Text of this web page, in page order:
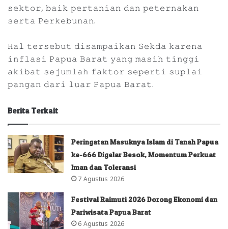
𝚜𝚎𝚔𝚝𝚘𝚛, 𝚋𝚊𝚒𝚔 𝚙𝚎𝚛𝚝𝚊𝚗𝚒𝚊𝚗 𝚍𝚊𝚗 𝚙𝚎𝚝𝚎𝚛𝚗𝚊𝚔𝚊𝚗
𝚜𝚎𝚛𝚝𝚊 𝙿𝚎𝚛𝚔𝚎𝚋𝚞𝚗𝚊𝚗.
𝙷𝚊𝚕 𝚝𝚎𝚛𝚜𝚎𝚋𝚞𝚝 𝚍𝚒𝚜𝚊𝚖𝚙𝚊𝚒𝚔𝚊𝚗 𝚂𝚎𝚔𝚍𝚊 𝚔𝚊𝚛𝚎𝚗𝚊
𝚒𝚗𝚏𝚕𝚊𝚜𝚒 𝙿𝚊𝚙𝚞𝚊 𝙱𝚊𝚛𝚊𝚝 𝚢𝚊𝚗𝚐 𝚖𝚊𝚜𝚒𝚑 𝚝𝚒𝚗𝚐𝚐𝚒
𝚊𝚔𝚒𝚋𝚊𝚝 𝚜𝚎𝚓𝚞𝚖𝚕𝚊𝚑 𝚏𝚊𝚔𝚝𝚘𝚛 𝚜𝚎𝚙𝚎𝚛𝚝𝚒 𝚜𝚞𝚙𝚕𝚊𝚒
𝚙𝚊𝚗𝚐𝚊𝚗 𝚍𝚊𝚛𝚒 𝚕𝚞𝚊𝚛 𝙿𝚊𝚙𝚞𝚊 𝙱𝚊𝚛𝚊𝚝.
Berita Terkait
Peringatan Masuknya Islam di Tanah Papua
ke-666 Digelar Besok, Momentum Perkuat
Iman dan Toleransi
7 Agustus 2026
Festival Raimuti 2026 Dorong Ekonomi dan
Pariwisata Papua Barat
6 Agustus 2026